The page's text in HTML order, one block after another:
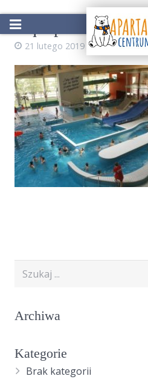
Start
Oferta
Atrakcje w okolicy
Galeria
Kontakt
Rezerwacja
Aquapark Suwałki
21 lutego 2019 kamil
Archiwa
Kategorie
Brak kategorii